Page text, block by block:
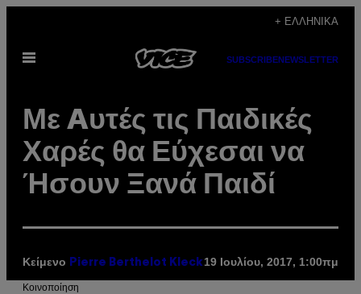
περιεχόμενο
+ ΕΛΛΗΝΙΚΆ
Ανοίξτε
SUBSCRIBENEWSLETTER
Με Aυτές τις Παιδικές
Χαρές θα Εύχεσαι να
Ήσουν Ξανά Παιδί
Κείμενο Pierre Berthelot Kleck19 Ιουλίου, 2017, 1:00πμ
Kοινοποίηση